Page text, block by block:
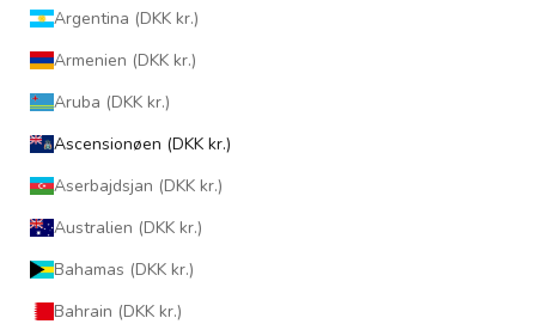
Argentina (DKK kr.)
Armenien (DKK kr.)
Aruba (DKK kr.)
Ascensionøen (DKK kr.)
Aserbajdsjan (DKK kr.)
Australien (DKK kr.)
Bahamas (DKK kr.)
Bahrain (DKK kr.)